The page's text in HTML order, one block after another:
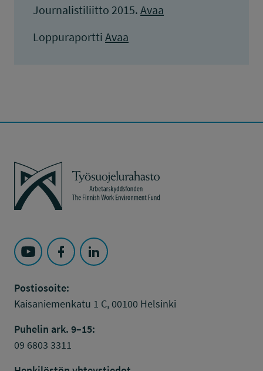
Journalistiliitto 2015. Avaa
Loppuraportti Avaa
Työsuojelurahasto
Seuraa Työsuojelurahasto kohteessa: YouTube
Seuraa Työsuojelurahasto kohteessa:
Seuraa Työsuojelurahasto kohteessa:
Postiosoite:
Kaisaniemenkatu 1 C, 00100 Helsinki
Puhelin ark. 9–15:
09 6803 3311